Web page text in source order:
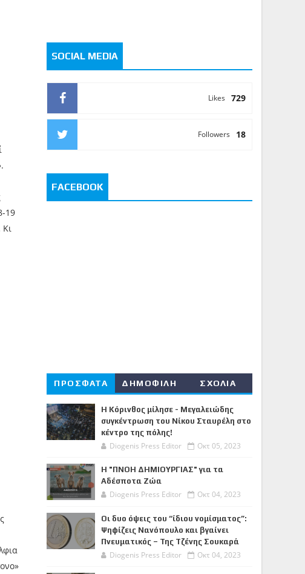
19
Κι
SOCIAL MEDIA
729
Likes
18
Followers
FACEBOOK
ΠΡΟΣΦΑΤΑ ΔΗΜΟΦΙΛΗ ΣΧΟΛΙΑ
Η Κόρινθος μίλησε - Μεγαλειώδης
συγκέντρωση του Νίκου Σταυρέλη στο
κέντρο της πόλης!
Diogenis Press Editor Οκτ 05, 2023
Η "ΠΝΟΗ ΔΗΜΙΟΥΡΓΙΑΣ" για τα
Αδέσποτα Ζώα
Diogenis Press Editor Οκτ 04, 2023
Οι δυο όψεις του “ίδιου νομίσματος”:
Ψηφίζεις Νανόπουλο και βγαίνει
Πνευματικός – Της Τζένης Σουκαρά
Diogenis Press Editor Οκτ 04, 2023